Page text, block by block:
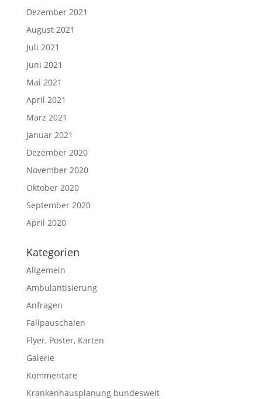
Dezember 2021
August 2021
Juli 2021
Juni 2021
Mai 2021
April 2021
März 2021
Januar 2021
Dezember 2020
November 2020
Oktober 2020
September 2020
April 2020
Kategorien
Allgemein
Ambulantisierung
Anfragen
Fallpauschalen
Flyer, Poster, Karten
Galerie
Kommentare
Krankenhausplanung bundesweit